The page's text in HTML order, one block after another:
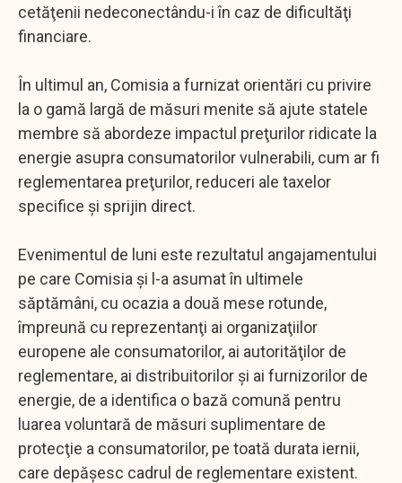
cetăţenii nedeconectându-i în caz de dificultăţi
financiare.
În ultimul an, Comisia a furnizat orientări cu privire
la o gamă largă de măsuri menite să ajute statele
membre să abordeze impactul preţurilor ridicate la
energie asupra consumatorilor vulnerabili, cum ar fi
reglementarea preţurilor, reduceri ale taxelor
specifice şi sprijin direct.
Evenimentul de luni este rezultatul angajamentului
pe care Comisia şi l-a asumat în ultimele
săptămâni, cu ocazia a două mese rotunde,
împreună cu reprezentanţi ai organizaţiilor
europene ale consumatorilor, ai autorităţilor de
reglementare, ai distribuitorilor şi ai furnizorilor de
energie, de a identifica o bază comună pentru
luarea voluntară de măsuri suplimentare de
protecţie a consumatorilor, pe toată durata iernii,
care depăşesc cadrul de reglementare existent.